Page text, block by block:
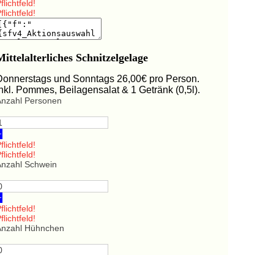
Schnitzelgelage
und Sonntags 26,00€ pro Person.
Pommes, Beilagensalat & 1 Getränk (0,5l).
Personen
Schwein
Hühnchen